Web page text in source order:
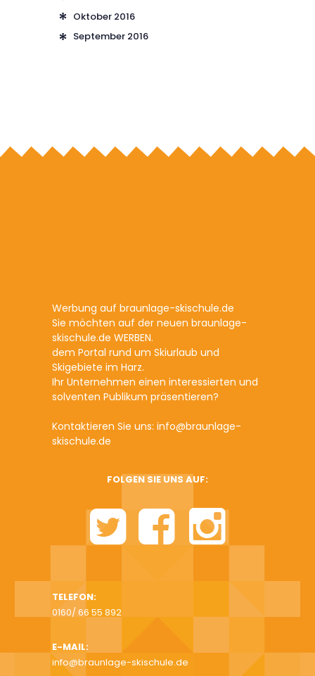
Oktober 2016
September 2016
Werbung auf braunlage-skischule.de
Sie möchten auf der neuen braunlage-
skischule.de WERBEN.
dem Portal rund um Skiurlaub und
Skigebiete im Harz.
Ihr Unternehmen einen interessierten und
solventen Publikum präsentieren?
Kontaktieren Sie uns: info@braunlage-
skischule.de
FOLGEN SIE UNS AUF:
TELEFON:
0160/ 66 55 892
E-MAIL:
info@braunlage-skischule.de